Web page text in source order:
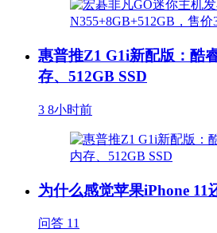
惠普推Z1 G1i新配版：酷
存、512GB SSD
3 8小时前
为什么感觉苹果iPhone 11
问答 11